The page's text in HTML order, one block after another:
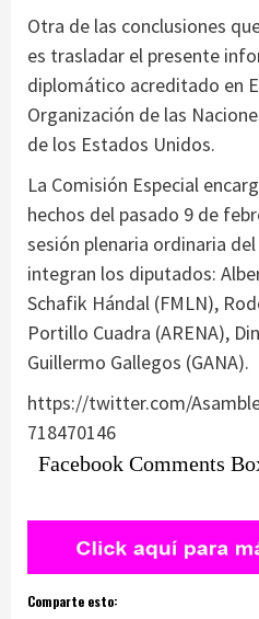
Otra de las conclusiones
es trasladar el presente
diplomático acreditado en
Organización de las
de los Estados Unidos.
La Comisión Especial
hechos del pasado 9 de
sesión plenaria ordinaria
integran los diputados:
Schafik Hándal (FMLN),
Portillo Cuadra (ARENA),
Guillermo Gallegos (GANA).
https://twitter.com/
718470146
Facebook Comments
Comparte esto: